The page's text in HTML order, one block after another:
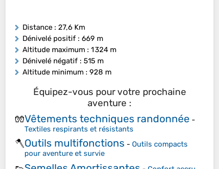
Distance : 27,6 Km
Dénivelé positif : 669 m
Altitude maximum : 1 324 m
Dénivelé négatif : 515 m
Altitude minimum : 928 m
Équipez-vous pour votre prochaine
aventure :
🧤Vêtements techniques randonnée -
Textiles respirants et résistants
🪓Outils multifonctions - Outils compacts
pour aventure et survie